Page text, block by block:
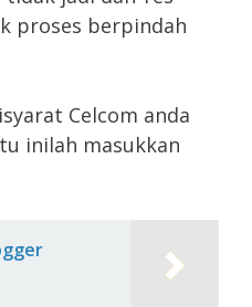
proses berpindah
Celcom anda
inilah masukkan